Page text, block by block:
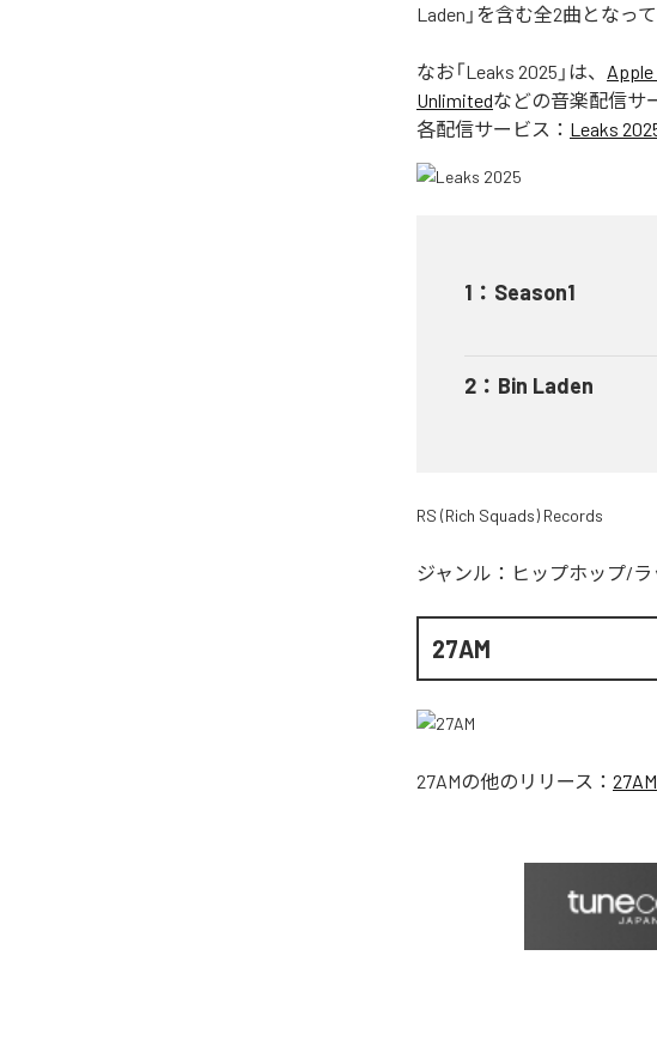
Laden」を含む全2曲となって
なお「Leaks 2025 」は、
Unlimitedなどの音楽配信サ
各配信サービス： Leaks
1 ： Season1
2 ： Bin Laden
RS (Rich Squads) Records
ジャンル： ヒップホップ/ラ
27AM
27AMの他のリリース： 27AM